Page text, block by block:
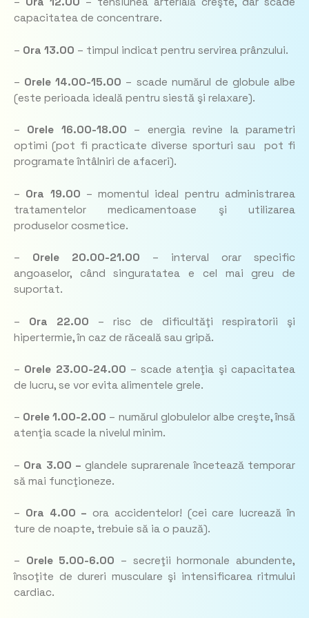
capacitatea de concentrare.
– Ora 13.00 – timpul indicat pentru servirea prânzului.
– Orele 14.00-15.00 – scade numărul de globule albe
(este perioada ideală pentru siestă şi relaxare).
– Orele 16.00-18.00 – energia revine la parametri
optimi (pot fi practicate diverse sporturi sau pot fi
programate întâlniri de afaceri).
– Ora 19.00 – momentul ideal pentru administrarea
tratamentelor medicamentoase şi utilizarea
produselor cosmetice.
– Orele 20.00-21.00 – interval orar specific
angoaselor, când singuratatea e cel mai greu de
suportat.
– Ora 22.00 – risc de dificultăţi respiratorii şi
hipertermie, în caz de răceală sau gripă.
– Orele 23.00-24.00 – scade atenţia şi capacitatea
de lucru, se vor evita alimentele grele.
– Orele 1.00-2.00 – numărul globulelor albe creşte, însă
atenţia scade la nivelul minim.
– Ora 3.00 – glandele suprarenale încetează temporar
să mai funcţioneze.
– Ora 4.00 – ora accidentelor! (cei care lucrează în
ture de noapte, trebuie să ia o pauză).
– Orele 5.00-6.00 – secreţii hormonale abundente,
însoţite de dureri musculare şi intensificarea ritmului
cardiac.